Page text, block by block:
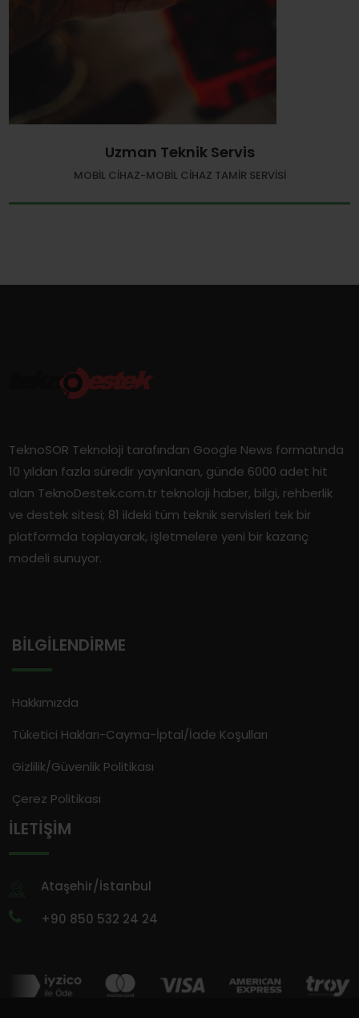
Uzman Teknik Servis
MOBIL CIHAZ-MOBIL CIHAZ TAMIR SERVISI
TeknoSOR Teknoloji tarafından Google News formatında
10 yıldan fazla süredir yayınlanan, günde 6000 adet hit
alan TeknoDestek.com.tr teknoloji haber, bilgi, rehberlik
ve destek sitesi; 81 ildeki tüm teknik servisleri tek bir
platformda toplayarak, işletmelere yeni bir kazanç
modeli sunuyor.
BILGILENDIRME
Hakkımızda
Tüketici Hakları-Cayma-İptal/İade Koşulları
Gizlilik/Güvenlik Politikası
Çerez Politikası
İLETIŞIM
Ataşehir/İstanbul
+90 850 532 24 24